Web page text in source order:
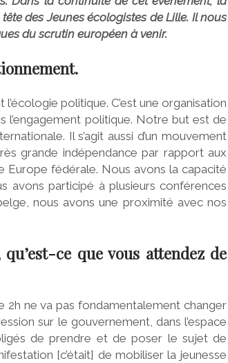
des Jeunes écologistes de Lille. Il nous
du scrutin européen à venir.
politique. C’est une organisation
l’engagement politique. Notre but est de
Il s’agit aussi d’un mouvement
grande indépendance par rapport aux
Europe fédérale. Nous avons la capacité
avons participé à plusieurs conférences
nous avons une proximité avec nos
ce que vous attendez de
2h ne va pas fondamentalement changer
sur le gouvernement, dans l’espace
de prendre et de poser le sujet de
[c’était] de mobiliser la jeunesse